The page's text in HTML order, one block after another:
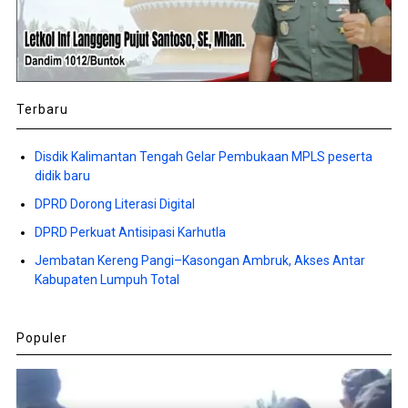
Terbaru
Disdik Kalimantan Tengah Gelar Pembukaan MPLS peserta
didik baru
DPRD Dorong Literasi Digital
DPRD Perkuat Antisipasi Karhutla
Jembatan Kereng Pangi–Kasongan Ambruk, Akses Antar
Kabupaten Lumpuh Total
Populer